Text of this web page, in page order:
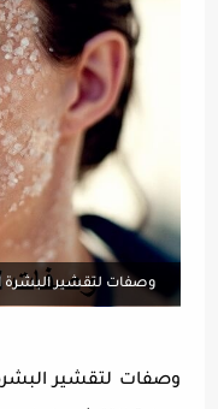
وصفات لتقشير البشرة
وصفات لتقشير